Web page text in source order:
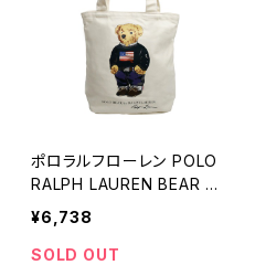
ポロラルフローレン POLO
RALPH LAUREN BEAR T
OTEトートバッグ 9AR021-
W3Y NATURAL ベージュ
メンズ レディース
¥6,738
SOLD OUT